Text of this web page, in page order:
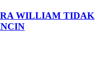
WILLIAM TIDAK